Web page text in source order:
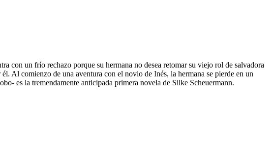
con un frío rechazo porque su hermana no desea retomar su viejo rol de salvadora
Al comienzo de una aventura con el novio de Inés, la hermana se pierde en un
es la tremendamente anticipada primera novela de Silke Scheuermann.